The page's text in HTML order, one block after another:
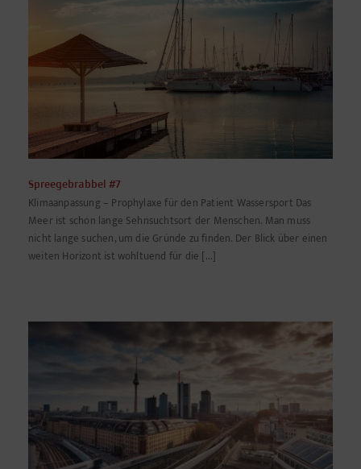
Spreegebrabbel #7
Klimaanpassung – Prophylaxe für den Patient Wassersport Das
Meer ist schon lange Sehnsuchtsort der Menschen. Man muss
nicht lange suchen, um die Gründe zu finden. Der Blick über einen
weiten Horizont ist wohltuend für die [...]